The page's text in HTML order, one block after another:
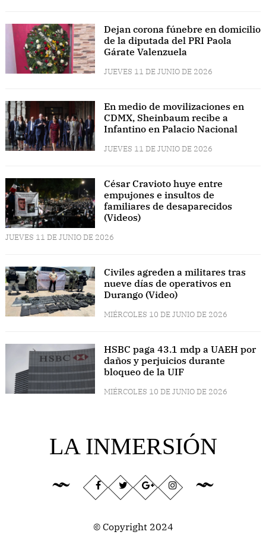
Dejan corona fúnebre en domicilio
de la diputada del PRI Paola
Gárate Valenzuela
JUEVES 11 DE JUNIO DE 2026
En medio de movilizaciones en
CDMX, Sheinbaum recibe a
Infantino en Palacio Nacional
JUEVES 11 DE JUNIO DE 2026
César Cravioto huye entre
empujones e insultos de
familiares de desaparecidos
(Videos)
JUEVES 11 DE JUNIO DE 2026
Civiles agreden a militares tras
nueve días de operativos en
Durango (Video)
MIÉRCOLES 10 DE JUNIO DE 2026
HSBC paga 43.1 mdp a UAEH por
daños y perjuicios durante
bloqueo de la UIF
MIÉRCOLES 10 DE JUNIO DE 2026
LA INMERSIÓN
© Copyright 2024